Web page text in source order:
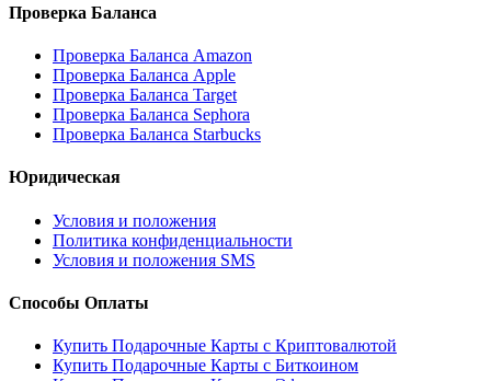
Проверка Баланса
Проверка Баланса Amazon
Проверка Баланса Apple
Проверка Баланса Target
Проверка Баланса Sephora
Проверка Баланса Starbucks
Юридическая
Условия и положения
Политика конфиденциальности
Условия и положения SMS
Способы Оплаты
Купить Подарочные Карты с Криптовалютой
Купить Подарочные Карты с Биткоином